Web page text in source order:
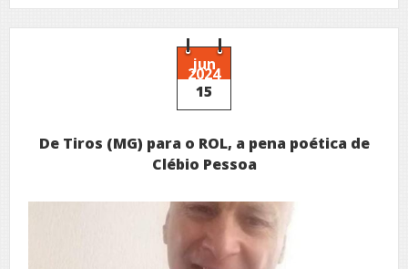
primeira
poesia
jun
2024
15
De Tiros (MG) para o ROL, a pena poética de
Clébio Pessoa